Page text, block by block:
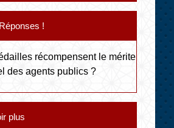
!
récompensent le mérite
des agents publics ?
plus